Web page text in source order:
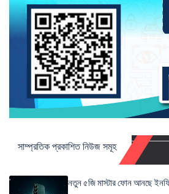
সাম্প্রতিক প্রকাশিত নিউজ সমূহ
নতুন ৫জি মাস্টার ফোন আনছে